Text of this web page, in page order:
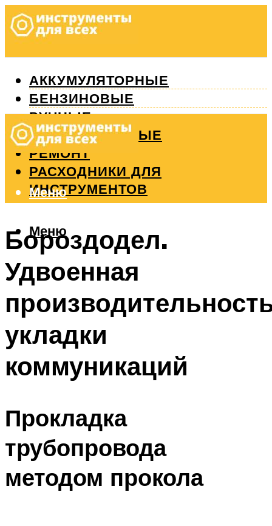
АККУМУЛЯТОРНЫЕ
БЕНЗИНОВЫЕ
РУЧНЫЕ
ИЗМЕРИТЕЛЬНЫЕ
РЕМОНТ
РАСХОДНИКИ ДЛЯ
ИНСТРУМЕНТОВ
Меню
Меню
Бороздодел.
Удвоенная
укладки
коммуникаций
Прокладка
трубопровода
методом прокола